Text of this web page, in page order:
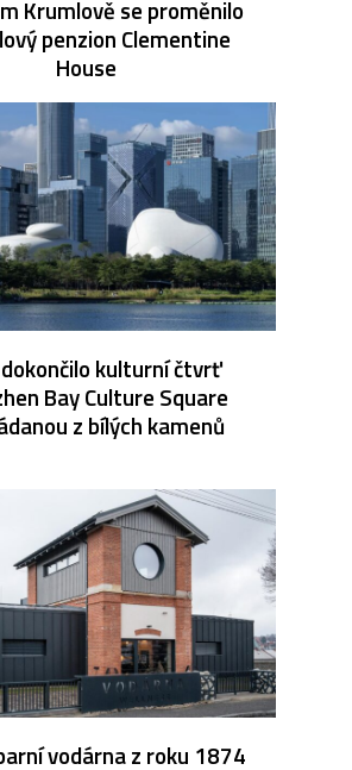
Krumlově se proměnilo
penzion Clementine
House
kulturní čtvrť
Bay Culture Square
z bílých kamenů
vodárna z roku 1874